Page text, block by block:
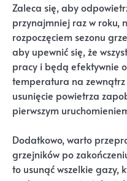
Zaleca się, aby
przynajmniej raz w roku,
rozpoczęciem sezonu
aby upewnić się, że
pracy i będą efektywnie
temperatura na zewnątrz
usunięcie powietrza
pierwszym
Dodatkowo, warto
grzejników po
to usunąć wszelkie gazy,